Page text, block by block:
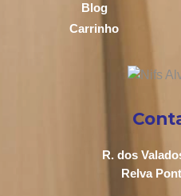
Blog
Carrinho
R. dos
Relva